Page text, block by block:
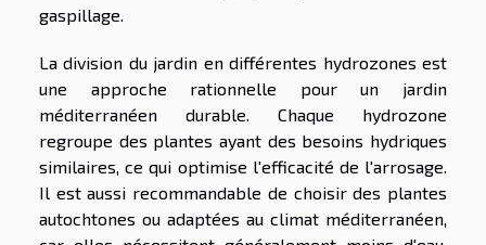
gaspillage.
La division du jardin en différentes hydrozones est
une approche rationnelle pour un jardin
méditerranéen durable. Chaque hydrozone
regroupe des plantes ayant des besoins hydriques
similaires, ce qui optimise l'efficacité de l'arrosage.
Il est aussi recommandable de choisir des plantes
autochtones ou adaptées au climat méditerranéen,